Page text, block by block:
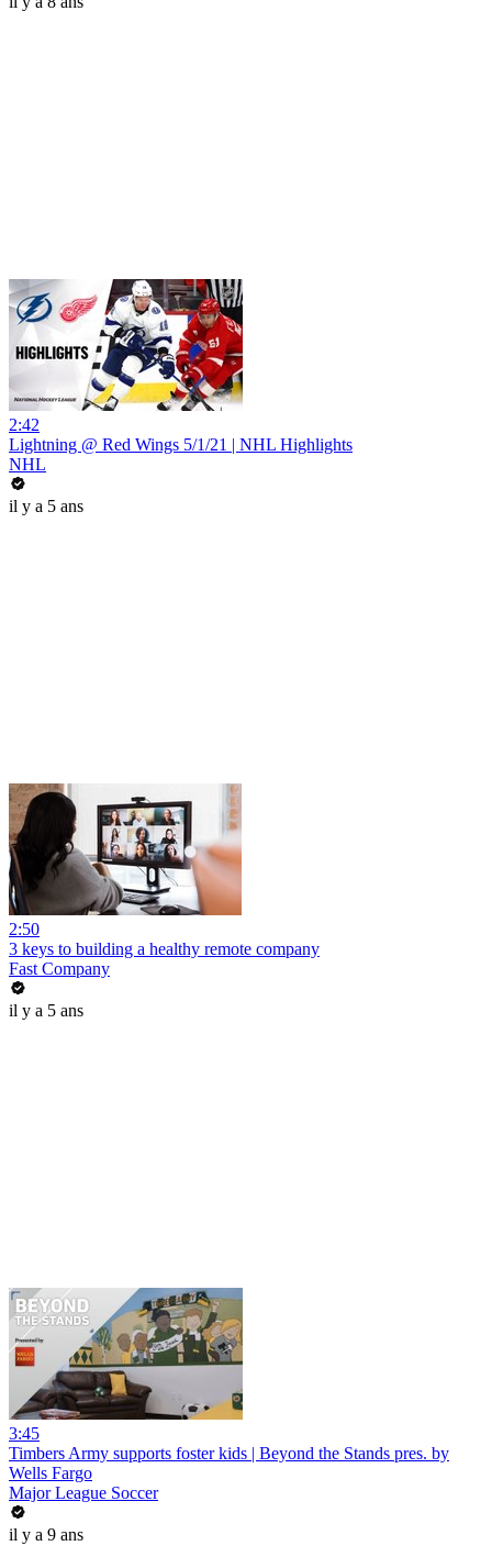
2:42
Lightning @ Red Wings 5/1/21 | NHL Highlights
NHL
il y a 5 ans
2:50
3 keys to building a healthy remote company
Fast Company
il y a 5 ans
3:45
Timbers Army supports foster kids | Beyond the Stands pres. by
Wells Fargo
Major League Soccer
il y a 9 ans